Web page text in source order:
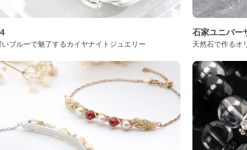
いブルーで魅了するカイヤナイトジュエリー
石家ユニバー
天然石で作るオ